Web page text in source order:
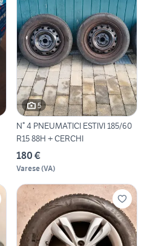
5
N° 4 PNEUMATICI ESTIVI 185/60
R15 88H + CERCHI
180 €
Varese(VA)